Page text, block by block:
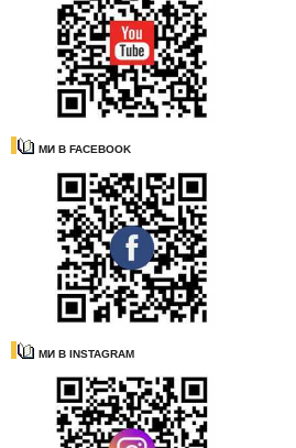
МИ В FACEBOOK
МИ В INSTAGRAM